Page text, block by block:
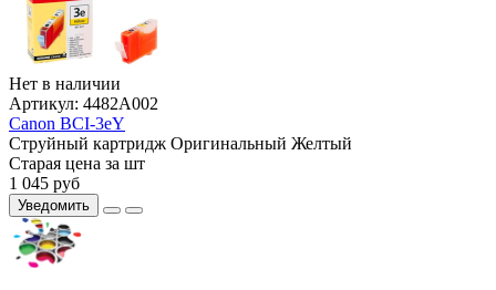
Нет в наличии
Артикул: 4482A002
Canon BCI-3eY
Струйный картридж Оригинальный Желтый
Старая цена за шт
1 045 руб
Уведомить